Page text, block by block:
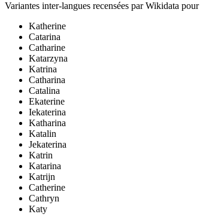
Variantes inter-langues recensées par Wikidata pour
Katherine
Catarina
Catharine
Katarzyna
Katrina
Catharina
Catalina
Ekaterine
Iekaterina
Katharina
Katalin
Jekaterina
Katrin
Katarina
Katrijn
Catherine
Cathryn
Katy